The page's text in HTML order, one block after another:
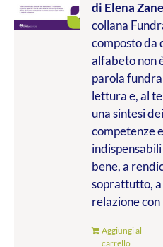
di Elena
collana
composto da
alfabeto non
parola
lettura e, al
una sintesi
competenze
bene, a
soprattutto,
relazione
Aggiungi al
carrello